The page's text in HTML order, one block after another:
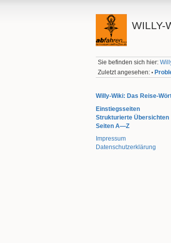
WILLY-
Sie befinden sich hier:
Zuletzt angesehen: •
Willy-Wiki: Das Reise-
Einstiegsseiten
Strukturierte Übersichten
Seiten A—Z
Impressum
Datenschutzerklärung